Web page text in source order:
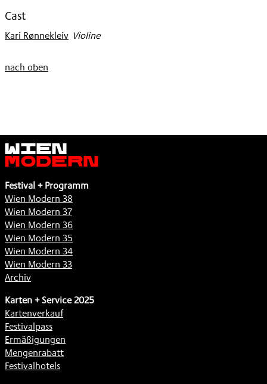
Cast
Kari Rønnekleiv
: Violine
nach oben
Wien
Modern
Festival + Programm
Wien Modern 38
Wien Modern 37
Wien Modern 36
Wien Modern 35
Wien Modern 34
Wien Modern 33
Archiv
Karten + Service 2025
Kartenverkauf
Festivalpass
Ermäßigungen
Mengenrabatt
Festivalhotels